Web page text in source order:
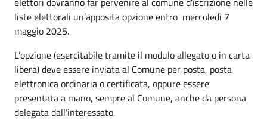
liste elettorali un’apposita opzione entro mercoledì 7
maggio 2025.
L’opzione (esercitabile tramite il modulo allegato o in carta
libera) deve essere inviata al Comune per posta, posta
elettronica ordinaria o certificata, oppure essere
presentata a mano, sempre al Comune, anche da persona
delegata dall’interessato.